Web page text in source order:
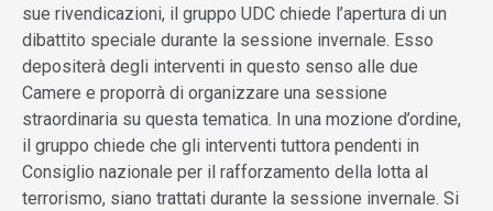
sue rivendicazioni, il gruppo UDC chiede l’apertura di un
dibattito speciale durante la sessione invernale. Esso
depositerà degli interventi in questo senso alle due
Camere e proporrà di organizzare una sessione
straordinaria su questa tematica. In una mozione d’ordine,
il gruppo chiede che gli interventi tuttora pendenti in
Consiglio nazionale per il rafforzamento della lotta al
terrorismo, siano trattati durante la sessione invernale. Si